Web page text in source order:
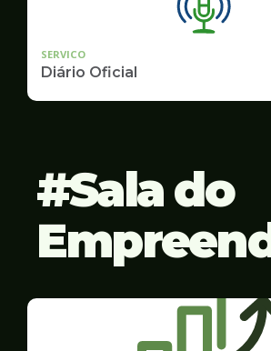
SERVICO
Diário Oficial
Sala do